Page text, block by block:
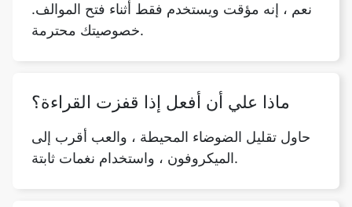
نعم ، إنه مؤقت ويستخدم فقط أثناء فتح الموالف.
خصوصيتك محترمة.
ماذا علي أن أفعل إذا قفزت القراءة؟
حاول تقليل الضوضاء المحيطة ، والعب أقرب إلى
الميكروفون ، واستخدام نغمات ثابتة.